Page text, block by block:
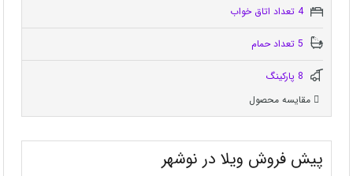
4 تعداد اتاق خواب
مقایسه محصول
پیش فروش ویلا در نوشهر